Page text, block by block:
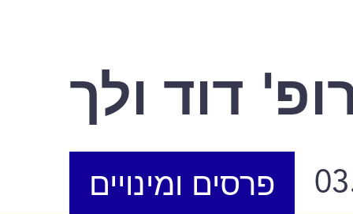
דוד ולך
פרסים ומינויים